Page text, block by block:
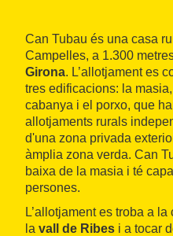
Can Tubau és una casa
Campelles, a 1.300 metres
Girona. L’allotjament es
tres edificacions: la
cabanya i el porxo, que
allotjaments rurals
d'una zona privada
àmplia zona verda. Can
baixa de la masia i té
persones.
L’allotjament es troba a
la vall de Ribes i a tocar